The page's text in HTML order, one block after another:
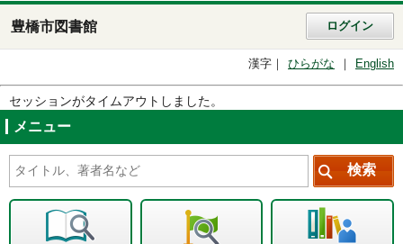
豊橋市図書館 ログイン
漢字 ひらがな English
セッションがタイムアウトしました。
メニュー